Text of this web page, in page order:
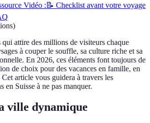
Vidéo : 📝 Checklist avant votre voyage
)
qui attire des millions de visiteurs chaque
à couper le souffle, sa culture riche et sa
En 2026, ces éléments font toujours de
de choix pour des vacances en famille, en
article vous guidera à travers les
en Suisse à ne pas manquer.
ville dynamique